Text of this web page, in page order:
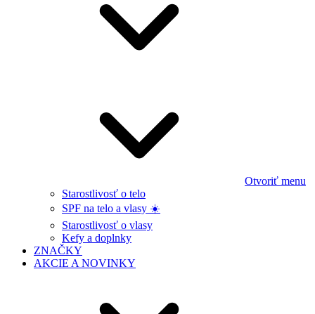
Otvoriť menu
Starostlivosť o telo
SPF na telo a vlasy ☀️
Starostlivosť o vlasy
Kefy a doplnky
ZNAČKY
AKCIE A NOVINKY